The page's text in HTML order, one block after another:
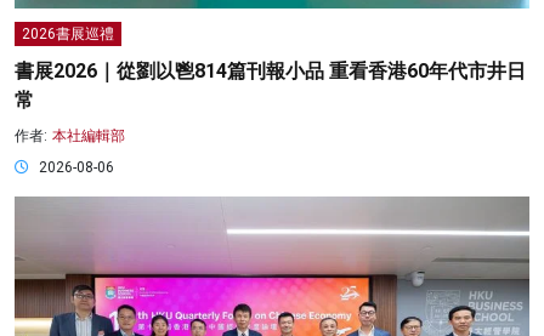
2026書展巡禮
書展2026｜從劉以鬯814篇刊報小品 重看香港60年代市井日
常
作者: 本社編輯部
2026-08-06